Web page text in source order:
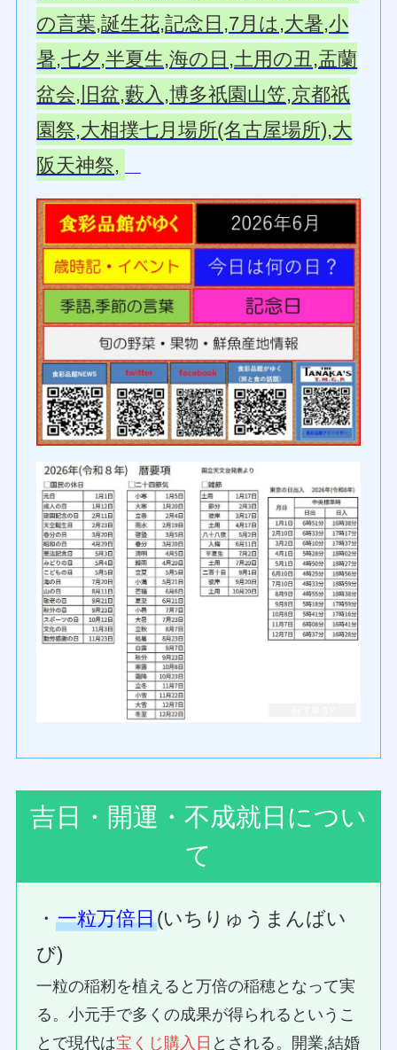
の言葉,誕生花,記念日,7月は,大暑,小
暑,七夕,半夏生,海の日,土用の丑,盂蘭
盆会,旧盆,藪入,博多祇園山笠,京都祇
園祭,大相撲七月場所(名古屋場所),大
阪天神祭,
吉日・開運・不成就日につい
て
・一粒万倍日(いちりゅうまんばい
び)
一粒の稲籾を植えると万倍の稲穂となって実
る。小元手で多くの成果が得られるというこ
とで現代は宝くじ購入日 とされる。開業,結婚